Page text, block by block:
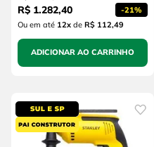
R$ 1.282,40 -21%
Ou em até 12xde R$ 112,49
ADICIONAR AO CARRINHO